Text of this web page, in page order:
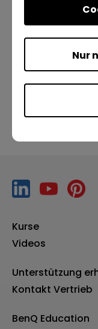
hier jederzeit
finden Sie in
unserer
Nur
War dies hilfreich?
Vorherige
Kurse
Videos
Unterstützung
Kontakt Vertrieb
BenQ Education